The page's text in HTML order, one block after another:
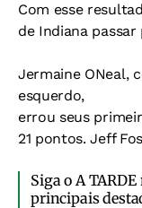
Com esse
de Indiana
Jermaine ONeal,
esquerdo,
errou seus
21 pontos. Jeff
Siga o A
principais